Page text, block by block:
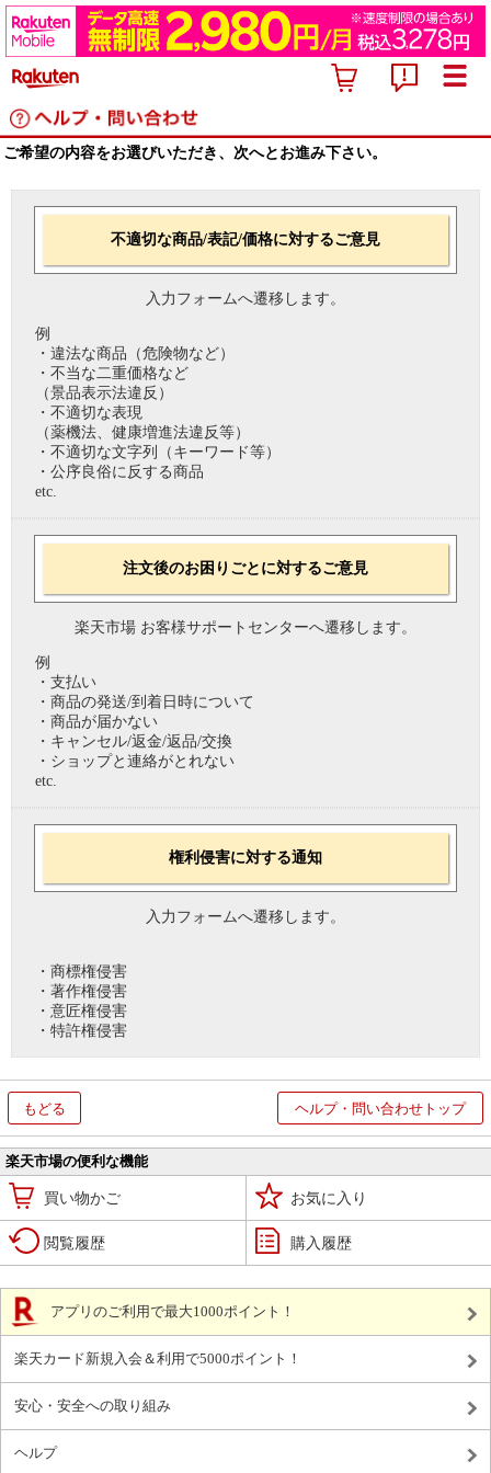
ご希望の内容をお選びいただき、次へとお進み下さい。
不適切な商品/表記/価格に対するご意見
入力フォームへ遷移します。
例
・違法な商品（危険物など）
・不当な二重価格など
（景品表示法違反）
・不適切な表現
（薬機法、健康増進法違反等）
・不適切な文字列（キーワード等）
・公序良俗に反する商品
etc.
注文後のお困りごとに対するご意見
楽天市場 お客様サポートセンターへ遷移します。
例
・支払い
・商品の発送/到着日時について
・商品が届かない
・キャンセル/返金/返品/交換
・ショップと連絡がとれない
etc.
権利侵害に対する通知
入力フォームへ遷移します。
・商標権侵害
・著作権侵害
・意匠権侵害
・特許権侵害
もどる ヘルプ・問い合わせトップ
楽天市場の便利な機能
買い物かご お気に入り
閲覧履歴 購入履歴
アプリのご利用で最大1000ポイント！
楽天カード新規入会＆利用で5000ポイント！
安心・安全への取り組み
ヘルプ